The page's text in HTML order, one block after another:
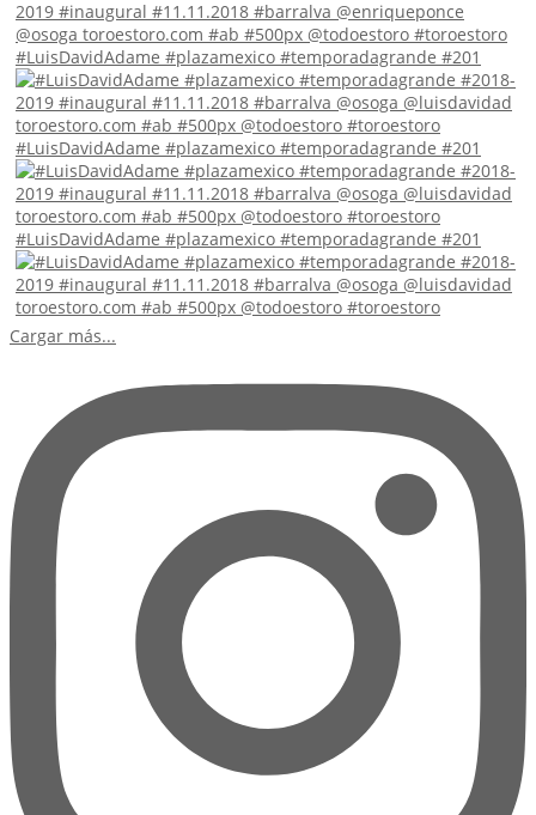
#LuisDavidAdame #plazamexico #temporadagrande #201
#LuisDavidAdame #plazamexico #temporadagrande #201
#LuisDavidAdame #plazamexico #temporadagrande #201
Cargar más...